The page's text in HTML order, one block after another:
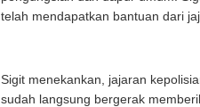
telah mendapatkan bantuan dari
Sigit menekankan, jajaran
sudah langsung bergerak